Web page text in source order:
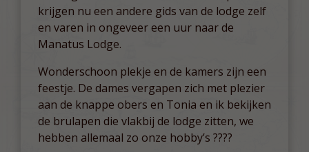
krijgen nu een andere gids van de lodge zelf
en varen in ongeveer een uur naar de
Manatus Lodge.
Wonderschoon plekje en de kamers zijn een
feestje. De dames vergapen zich met plezier
aan de knappe obers en Tonia en ik bekijken
de brulapen die vlakbij de lodge zitten, we
hebben allemaal zo onze hobby’s ????